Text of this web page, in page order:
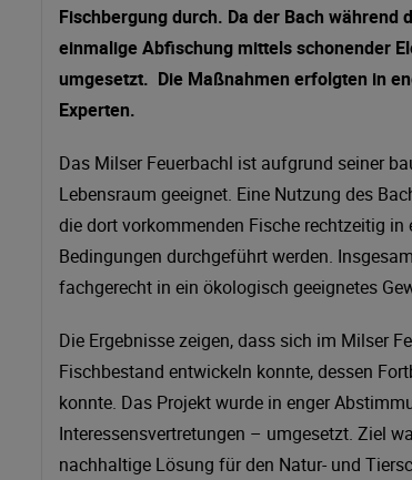
Fischbergung durch. Da der Bach
einmalige Abfischung mittels schonender
umgesetzt. Die Maßnahmen erfolgten in
Experten.
Das Milser Feuerbachl ist aufgrund seiner
Lebensraum geeignet. Eine Nutzung des
die dort vorkommenden Fische rechtzeitig
Bedingungen durchgeführt werden.
fachgerecht in ein ökologisch geeignetes
Die Ergebnisse zeigen, dass sich im Milser
Fischbestand entwickeln konnte, dessen
konnte. Das Projekt wurde in enger
Interessensvertretungen – umgesetzt. Ziel
nachhaltige Lösung für den Natur- und